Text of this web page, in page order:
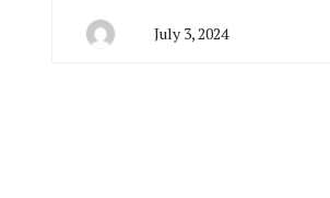
July 3, 2024